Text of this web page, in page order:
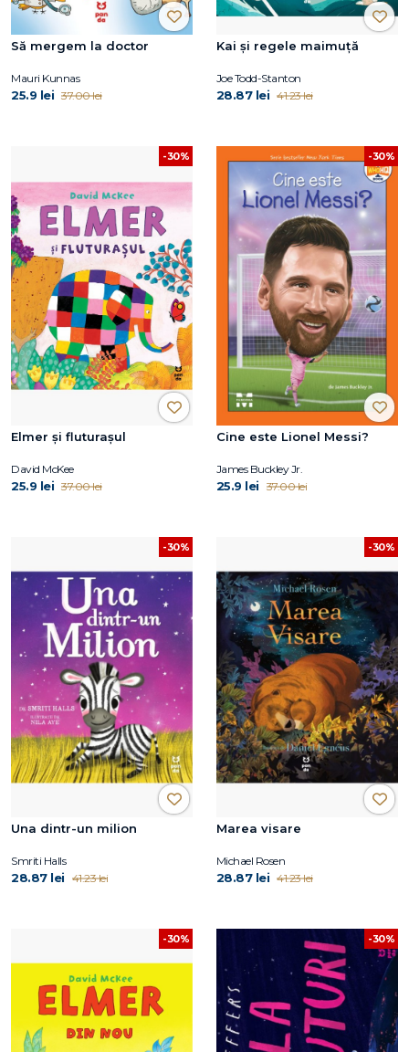
Să mergem la doctor
Mauri Kunnas
25.9 lei 37.00 lei
Kai și regele maimuță
Joe Todd-Stanton
28.87 lei 41.23 lei
-30%
Elmer și fluturașul
David McKee
25.9 lei 37.00 lei
-30%
Cine este Lionel Messi?
James Buckley Jr.
25.9 lei 37.00 lei
-30%
Una dintr-un milion
Smriti Halls
28.87 lei 41.23 lei
-30%
Marea visare
Michael Rosen
28.87 lei 41.23 lei
-30% -30%